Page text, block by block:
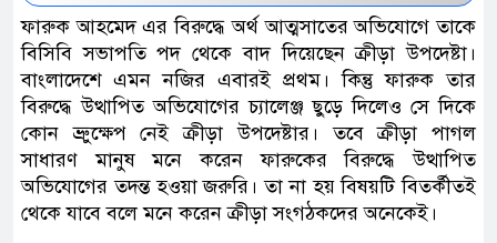
ফারুক আহমেদ এর বিরুদ্ধে অর্থ আত্মসাতের অভিযোগে তাকে
বিসিবি সভাপতি পদ থেকে বাদ দিয়েছেন ক্রীড়া উপদেষ্টা।
বাংলাদেশে এমন নজির এবারই প্রথম। কিন্তু ফারুক তার
বিরুদ্ধে উত্থাপিত অভিযোগের চ্যালেঞ্জ ছুড়ে দিলেও সে দিকে
কোন ভ্রুুক্ষেপ নেই ক্রীড়া উপদেষ্টার। তবে ক্রীড়া পাগল
সাধারণ মানুষ মনে করেন ফারুকের বিরুদ্ধে উত্থাপিত
অভিযোগের তদন্ত হওয়া জরুরি। তা না হয় বিষয়টি বিতর্কীতই
থেকে যাবে বলে মনে করেন ক্রীড়া সংগঠকদের অনেকেই।